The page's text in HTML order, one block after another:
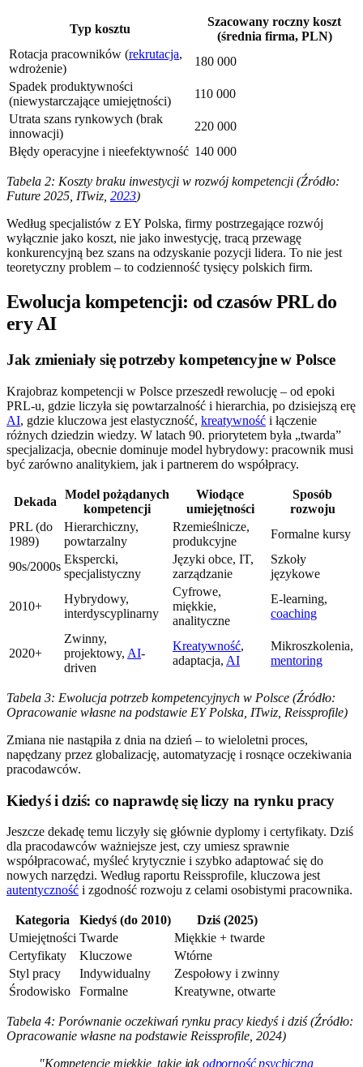
Typ kosztu
Szacowany roczny koszt
(średnia firma, PLN)
Rotacja pracowników (rekrutacja,
wdrożenie)
180 000
Spadek produktywności
(niewystarczające umiejętności)
110 000
Utrata szans rynkowych (brak
innowacji)
220 000
Błędy operacyjne i nieefektywność 140 000
Tabela 2: Koszty braku inwestycji w rozwój kompetencji (Źródło:
Future 2025, ITwiz, 2023)
Według specjalistów z EY Polska, firmy postrzegające rozwój
wyłącznie jako koszt, nie jako inwestycję, tracą przewagę
konkurencyjną bez szans na odzyskanie pozycji lidera. To nie jest
teoretyczny problem – to codzienność tysięcy polskich firm.
Ewolucja kompetencji: od czasów PRL do
ery AI
Jak zmieniały się potrzeby kompetencyjne w Polsce
Krajobraz kompetencji w Polsce przeszedł rewolucję – od epoki
PRL-u, gdzie liczyła się powtarzalność i hierarchia, po dzisiejszą erę
AI, gdzie kluczowa jest elastyczność, kreatywność i łączenie
różnych dziedzin wiedzy. W latach 90. priorytetem była „twarda”
specjalizacja, obecnie dominuje model hybrydowy: pracownik musi
być zarówno analitykiem, jak i partnerem do współpracy.
Dekada
Model pożądanych
kompetencji
Wiodące
umiejętności
Sposób
rozwoju
PRL (do
1989)
Hierarchiczny,
powtarzalny
Rzemieślnicze,
produkcyjne
Formalne kursy
90s/2000s
Ekspercki,
specjalistyczny
Języki obce, IT,
zarządzanie
Szkoły
językowe
2010+
Hybrydowy,
interdyscyplinarny
Cyfrowe,
miękkie,
analityczne
E-learning,
coaching
2020+
Zwinny,
projektowy, AI-
driven
Kreatywność,
adaptacja, AI
Mikroszkolenia,
mentoring
Tabela 3: Ewolucja potrzeb kompetencyjnych w Polsce (Źródło:
Opracowanie własne na podstawie EY Polska, ITwiz, Reissprofile)
Zmiana nie nastąpiła z dnia na dzień – to wieloletni proces,
napędzany przez globalizację, automatyzację i rosnące oczekiwania
pracodawców.
Kiedyś i dziś: co naprawdę się liczy na rynku pracy
Jeszcze dekadę temu liczyły się głównie dyplomy i certyfikaty. Dziś
dla pracodawców ważniejsze jest, czy umiesz sprawnie
współpracować, myśleć krytycznie i szybko adaptować się do
nowych narzędzi. Według raportu Reissprofile, kluczowa jest
autentyczność i zgodność rozwoju z celami osobistymi pracownika.
Kategoria Kiedyś (do 2010)
Dziś (2025)
Umiejętności Twarde
Miękkie + twarde
Certyfikaty
Kluczowe
Wtórne
Styl pracy
Indywidualny
Zespołowy i zwinny
Środowisko
Formalne Kreatywne, otwarte
Tabela 4: Porównanie oczekiwań rynku pracy kiedyś i dziś (Źródło:
Opracowanie własne na podstawie Reissprofile, 2024)
"Kompetencje miękkie, takie jakodporność psychiczna,